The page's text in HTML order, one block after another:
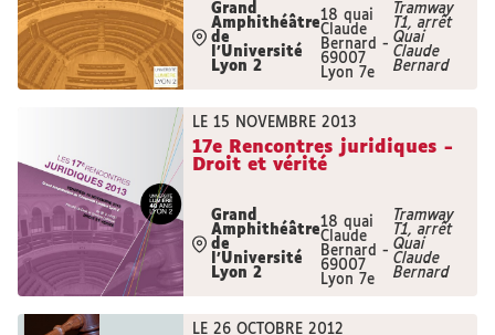
Grand
Amphithéâtre
de
l'Université
Lyon 2
18 quai
Claude
Bernard -
69007
Lyon 7e
Tramway
T1, arrêt
Quai
Claude
Bernard
LE 15 NOVEMBRE 2013
17e Rencontres juridiques -
Droit et vérité
Grand
Amphithéâtre
de
l'Université
Lyon 2
18 quai
Claude
Bernard -
69007
Lyon 7e
Tramway
T1, arrêt
Quai
Claude
Bernard
LE 26 OCTOBRE 2012